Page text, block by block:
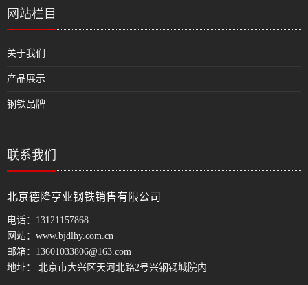
网站栏目
关于我们
产品展示
钢铁品牌
联系我们
北京德隆亨业钢铁销售有限公司
电话： 13121157868
网站： www.bjdlhy.com.cn
邮箱： 13601033806@163.com
地址： 北京市大兴区天河北路2号兴钢钢城院内